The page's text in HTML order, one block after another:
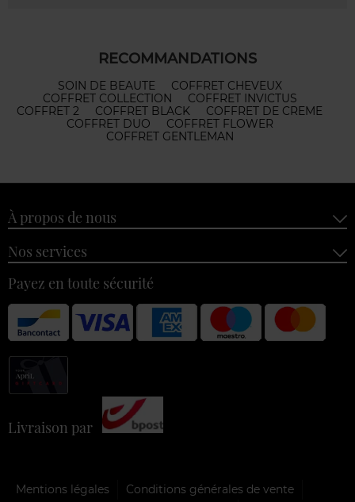
RECOMMANDATIONS
SOIN DE BEAUTE
COFFRET CHEVEUX
COFFRET COLLECTION
COFFRET INVICTUS
COFFRET 2
COFFRET BLACK
COFFRET DE CREME
COFFRET DUO
COFFRET FLOWER
COFFRET GENTLEMAN
À propos de nous
Nos services
Payez en toute sécurité
Livraison par
Mentions légales Conditions générales de vente